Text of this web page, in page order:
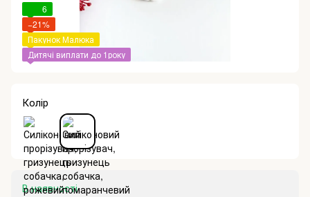
6
−21%
Пакунок Малюка
Дитячі виплати до 1року
Колір
В наявності